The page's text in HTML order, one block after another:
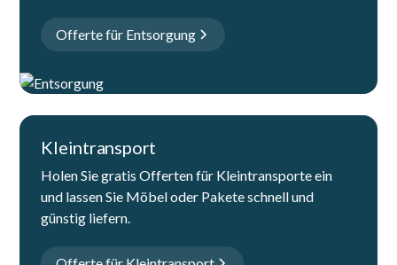
Offerte für Entsorgung
Kleintransport
Holen Sie gratis Offerten für Kleintransporte ein
und lassen Sie Möbel oder Pakete schnell und
günstig liefern.